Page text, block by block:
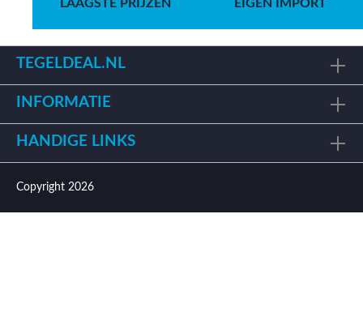
LAAGSTE PRIJZEN EIGEN IMPORT
TEGELDEAL.NL
INFORMATIE
HANDIGE LINKS
Copyright 2026